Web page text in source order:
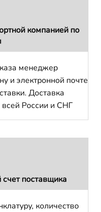
компанией по
менеджер
и электронной почте
Доставка
всей России и СНГ
поставщика
количество